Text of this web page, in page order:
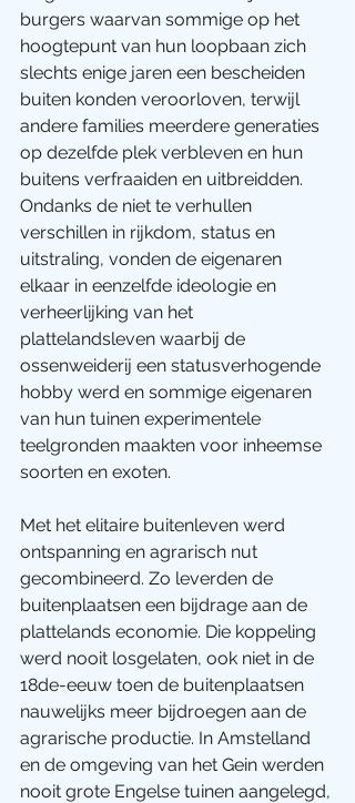
burgers waarvan sommige op het
hoogtepunt van hun loopbaan zich
slechts enige jaren een bescheiden
buiten konden veroorloven, terwijl
andere families meerdere generaties
op dezelfde plek verbleven en hun
buitens verfraaiden en uitbreidden.
Ondanks de niet te verhullen
verschillen in rijkdom, status en
uitstraling, vonden de eigenaren
elkaar in eenzelfde ideologie en
verheerlijking van het
plattelandsleven waarbij de
ossenweiderij een statusverhogende
hobby werd en sommige eigenaren
van hun tuinen experimentele
teelgronden maakten voor inheemse
soorten en exoten.
Met het elitaire buitenleven werd
ontspanning en agrarisch nut
gecombineerd. Zo leverden de
buitenplaatsen een bijdrage aan de
plattelands economie. Die koppeling
werd nooit losgelaten, ook niet in de
18de-eeuw toen de buitenplaatsen
nauwelijks meer bijdroegen aan de
agrarische productie. In Amstelland
en de omgeving van het Gein werden
nooit grote Engelse tuinen aangelegd,